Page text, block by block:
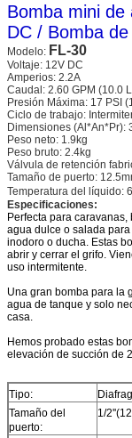
Bomba mini de
DC / Bomba
Modelo: FL-30
Voltaje: 12V DC
Amperios: 2.2A
Caudal: 2.60 GPM (10.0
Presión Máxima: 17 PSI
Ciclo de trabajo:
Dimensiones (Al*An*Pr):
Peso neto: 1.9kg
Peso bruto: 2.4kg
Válvula de retención
Tamaño de puerto:
Temperatura del líquido:
Especificaciones:
Perfecta para
agua dulce o salada
inodoro o ducha. Estas
abrir y cerrar el grifo.
uso intermitente.
Una gran bomba para la
agua de tanque y solo
casa.
Hemos probado estas
elevación de succión de
Tipo:
Tamaño del
puerto:
1/